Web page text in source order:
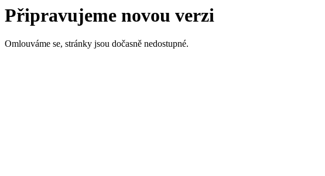
Připravujeme novou verzi
Omlouváme se, stránky jsou dočasně nedostupné.